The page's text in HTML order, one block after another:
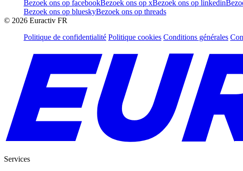
Bezoek ons op facebookBezoek ons op xBezoek ons op linkedin
Bezoek ons op blueskyBezoek ons op threads
© 2026 Euractiv FR
Politique de confidentialité Politique cookies Conditions générales
Services